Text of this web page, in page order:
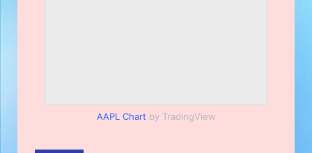
AAPL Chart by TradingView